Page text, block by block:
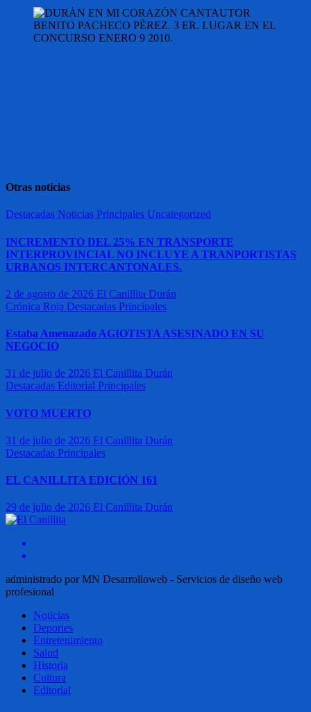
Otras noticias
Destacadas Noticias Principales Uncategorized
INCREMENTO DEL 25% EN TRANSPORTE
INTERPROVINCIAL NO INCLUYE A TRANPORTISTAS
URBANOS INTERCANTONALES.
2 de agosto de 2026 El Canillita Durán
Crónica Roja Destacadas Principales
Estaba Amenazado AGIOTISTA ASESINADO EN SU
NEGOCIO
31 de julio de 2026 El Canillita Durán
Destacadas Editorial Principales
VOTO MUERTO
31 de julio de 2026 El Canillita Durán
Destacadas Principales
EL CANILLITA EDICIÓN 161
29 de julio de 2026 El Canillita Durán
administrado por MN Desarrolloweb - Servicios de diseño web
profesional
Noticias
Deportes
Entretenimiento
Salud
Historia
Cultura
Editorial